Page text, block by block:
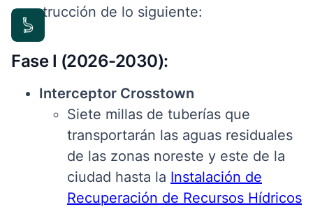
construcción de lo siguiente:
Fase I (2026-2030):
Interceptor Crosstown
Siete millas de tuberías que
transportarán las aguas residuales
de las zonas noreste y este de la
ciudad hasta la Instalación de
Recuperación de Recursos Hídricos